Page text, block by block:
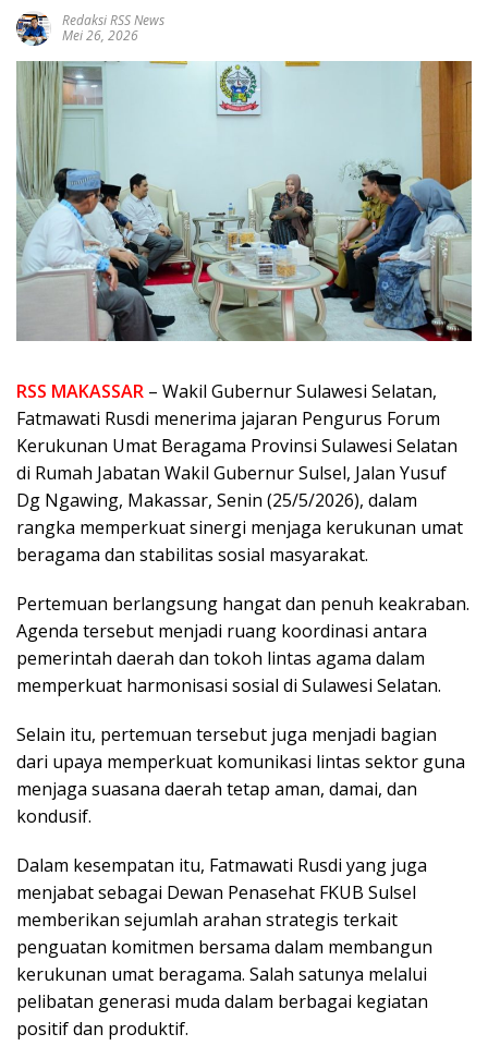
Redaksi RSS News
Mei 26, 2026
RSS MAKASSAR – Wakil Gubernur Sulawesi Selatan,
Fatmawati Rusdi menerima jajaran Pengurus Forum
Kerukunan Umat Beragama Provinsi Sulawesi Selatan
di Rumah Jabatan Wakil Gubernur Sulsel, Jalan Yusuf
Dg Ngawing, Makassar, Senin (25/5/2026), dalam
rangka memperkuat sinergi menjaga kerukunan umat
beragama dan stabilitas sosial masyarakat.
Pertemuan berlangsung hangat dan penuh keakraban.
Agenda tersebut menjadi ruang koordinasi antara
pemerintah daerah dan tokoh lintas agama dalam
memperkuat harmonisasi sosial di Sulawesi Selatan.
Selain itu, pertemuan tersebut juga menjadi bagian
dari upaya memperkuat komunikasi lintas sektor guna
menjaga suasana daerah tetap aman, damai, dan
kondusif.
Dalam kesempatan itu, Fatmawati Rusdi yang juga
menjabat sebagai Dewan Penasehat FKUB Sulsel
memberikan sejumlah arahan strategis terkait
penguatan komitmen bersama dalam membangun
kerukunan umat beragama. Salah satunya melalui
pelibatan generasi muda dalam berbagai kegiatan
positif dan produktif.